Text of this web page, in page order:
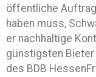
öffentliche
haben muss,
er nachhaltige
günstigsten
des BDB